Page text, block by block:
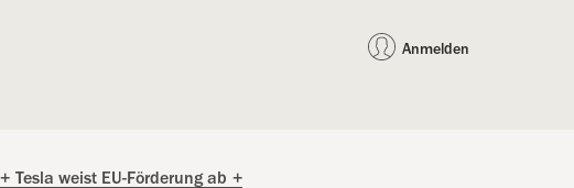
Anmelden
+ Tesla weist EU-Förderung ab +